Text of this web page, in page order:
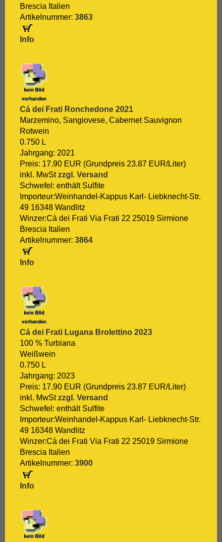
Brescia Italien
Artikelnummer: 3863
Info
Cá dei Frati Ronchedone 2021
Marzemino, Sangiovese, Cabernet Sauvignon
Rotwein
0.750 L
Jahrgang: 2021
Preis: 17.90 EUR (Grundpreis 23.87 EUR/Liter)
inkl. MwStzzgl. Versand
Schwefel: enthält Sulfite
Importeur:Weinhandel-Kappus Karl- Liebknecht-Str.
49 16348 Wandlitz
Winzer:Cà dei Frati Via Frati 22 25019 Sirmione
Brescia Italien
Artikelnummer: 3864
Info
Cá dei Frati Lugana Brolettino 2023
100 % Turbiana
Weißwein
0.750 L
Jahrgang: 2023
Preis: 17.90 EUR (Grundpreis 23.87 EUR/Liter)
inkl. MwStzzgl. Versand
Schwefel: enthält Sulfite
Importeur:Weinhandel-Kappus Karl- Liebknecht-Str.
49 16348 Wandlitz
Winzer:Cà dei Frati Via Frati 22 25019 Sirmione
Brescia Italien
Artikelnummer: 3900
Info